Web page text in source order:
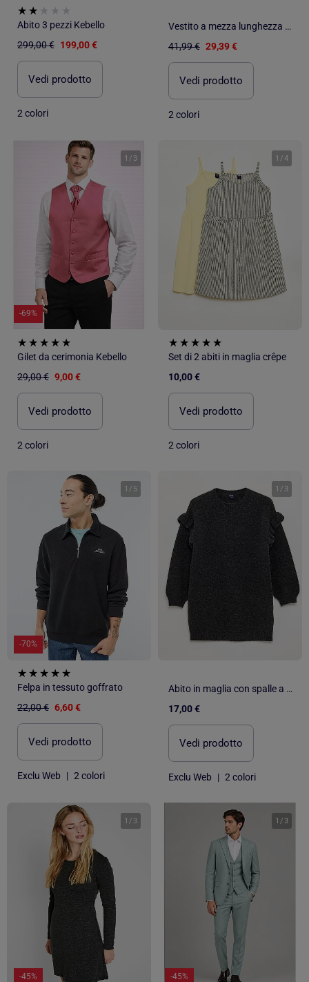
Abito 3 pezzi Kebello
299,00 € 199,00 €
Vedi prodotto
2 colori
Vestito a mezza lunghezza aderente goffrato IENA
41,99 € 29,39 €
Vedi prodotto
2 colori
1 / 3
-69%
Gilet da cerimonia Kebello
29,00 € 9,00 €
Vedi prodotto
2 colori
1 /4
Set di 2 abiti in maglia crêpe
10,00 €
Vedi prodotto
2 colori
1 / 5
-70%
Felpa in tessuto goffrato
22,00 € 6,60 €
Vedi prodotto
Exclu Web | 2 colori
1 / 3
Abito in maglia con spalle a volant
17,00 €
Vedi prodotto
Exclu Web | 2 colori
1 / 3
-45%
1 /3
-45%